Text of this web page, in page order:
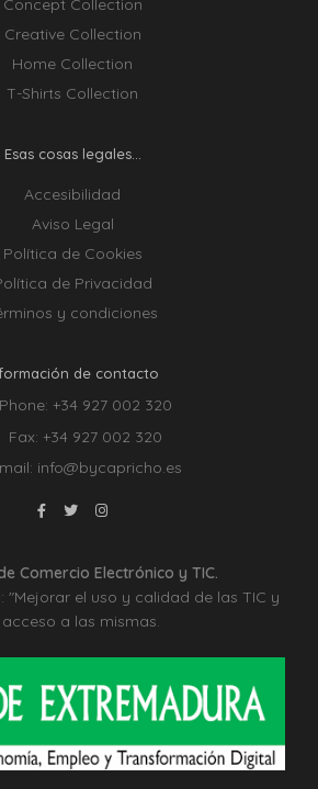
Concept Collection
Creative Collection
Home Collection
T-Shirts Collection
Esas cosas legales...
Accesibilidad
Aviso Legal
Política de Cookies
de Privacidad
y condiciones
de contacto
Phone: +34 927 002 320
Fax: +34 927 002 320
info@bycapricho.es
Comercio Electrónico y TIC.
"Mejorar el uso y calidad de las TIC y
acceso a las mismas.